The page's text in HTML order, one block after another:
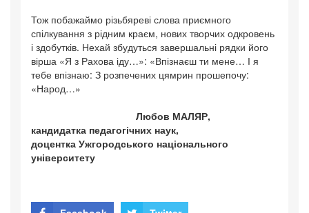
Тож побажаймо різьбяреві слова приємного
спілкування з рідним краєм, нових творчих одкровень
і здобутків. Нехай збудуться завершальні рядки його
вірша «Я з Рахова іду…»: «Впізнаєш ти мене… І я
тебе впізнаю: З розпечених цямрин прошепочу:
«Народ…»
Любов МАЛЯР,
кандидатка педагогічних наук,
доцентка Ужгородського національного
університету